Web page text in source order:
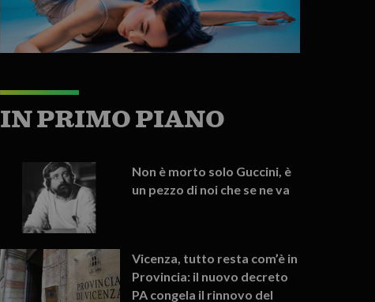
IN PRIMO PIANO
Non è morto solo Guccini, è
un pezzo di noi che se ne va
Vicenza, tutto resta com’è in
Provincia: il nuovo decreto
PA congela il rinnovo del